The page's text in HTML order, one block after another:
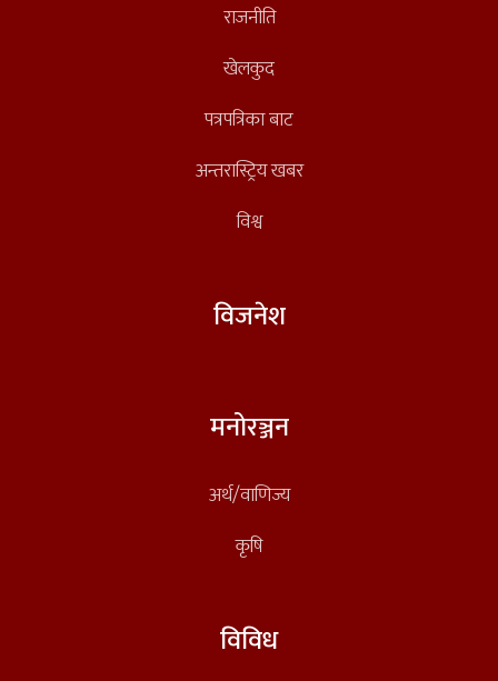
राजनीति
खेलकुद
पत्रपत्रिका बाट
अन्तरास्ट्रिय खबर
विश्व
विजनेश
मनोरञ्जन
अर्थ/वाणिज्य
कृषि
विविध